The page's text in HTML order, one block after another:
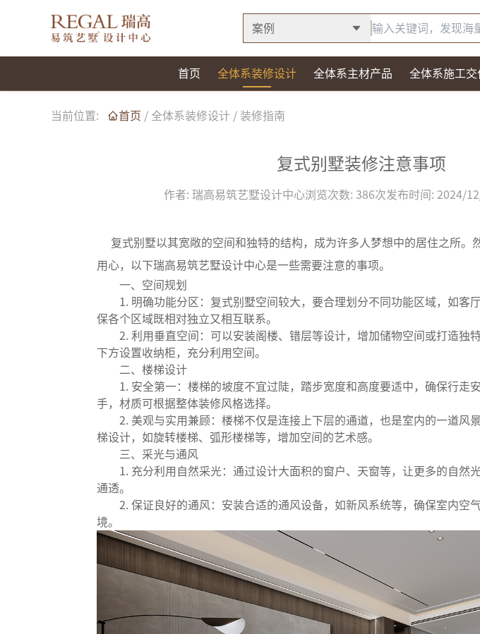
案例
首页 全体系装修设计 全体系主材产品 全体系施工交
当前位置: 首页 / 全体系装修设计 / 装修指南
复式别墅装修注意事项
作者: 瑞高易筑艺墅设计中心浏览次数: 386次发布时间: 2024/
复式别墅以其宽敞的空间和独特的结构，成为许多人梦想中的居住之所。
用心，以下瑞高易筑艺墅设计中心是一些需要注意的事项。
一、空间规划
1. 明确功能分区：复式别墅空间较大，要合理划分不同功能区域，如客
保各个区域既相对独立又相互联系。
2. 利用垂直空间：可以安装阁楼、错层等设计，增加储物空间或打造独
下方设置收纳柜，充分利用空间。
二、楼梯设计
1. 安全第一：楼梯的坡度不宜过陡，踏步宽度和高度要适中，确保行走
手，材质可根据整体装修风格选择。
2. 美观与实用兼顾：楼梯不仅是连接上下层的通道，也是室内的一道风
梯设计，如旋转楼梯、弧形楼梯等，增加空间的艺术感。
三、采光与通风
1. 充分利用自然采光：通过设计大面积的窗户、天窗等，让更多的自然
通透。
2. 保证良好的通风：安装合适的通风设备，如新风系统等，确保室内空
境。